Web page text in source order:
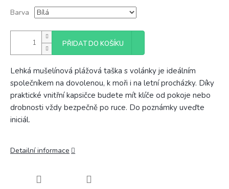
Barva
PŘIDAT DO KOŠÍKU
Lehká mušelínová plážová taška s volánky je ideálním
společníkem na dovolenou, k moři i na letní procházky. Díky
praktické vnitřní kapsičce budete mít klíče od pokoje nebo
drobnosti vždy bezpečně po ruce. Do poznámky uveďte
iniciál.
Detailní informace